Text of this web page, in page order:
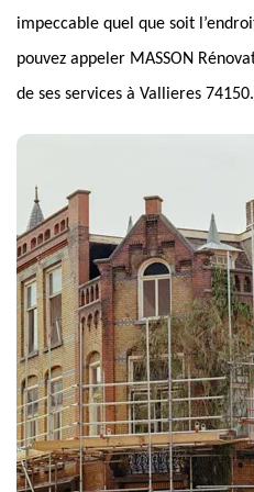
impeccable quel que soit
pouvez appeler MASSON
de ses services à Vallieres 74150.